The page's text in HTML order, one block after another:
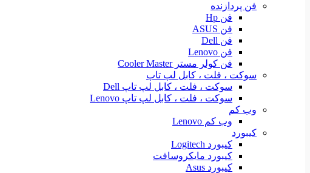
فن پردازنده
فن Hp
فن ASUS
فن Dell
فن Lenovo
فن کولر مستر Cooler Master
سوکت ، فلت ، کابل لپ تاپ
سوکت ، فلت ، کابل لپ تاپ Dell
سوکت ، فلت ، کابل لپ تاپ Lenovo
وب کم
وب کم Lenovo
کیبورد
کیبورد Logitech
کیبورد مایکروسافت
کیبورد Asus